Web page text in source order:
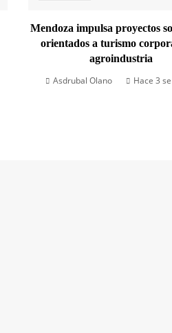
Mendoza impulsa proyectos
orientados a turismo
agroindustria
Asdrubal Olano
Hace 3